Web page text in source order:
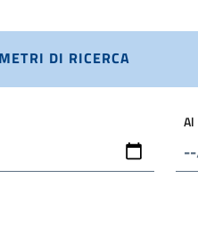
DI RICERCA
Al